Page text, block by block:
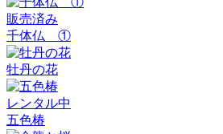
販売済み
千体仏 ①
牡丹の花
レンタル中
五色椿